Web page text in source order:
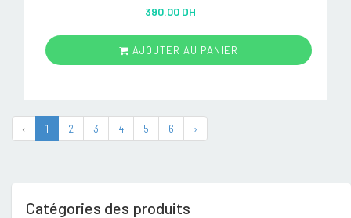
out of 5
390.00 DH
AJOUTER AU PANIER
‹ 1 2 3 4 5 6 ›
Catégories des produits